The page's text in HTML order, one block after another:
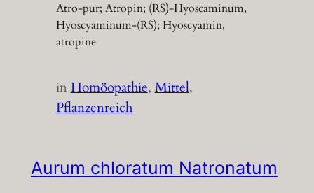
Atro-pur; Atropin; (RS)-Hyoscaminum,
Hyoscyaminum-(RS); Hyoscyamin,
atropine
inHomöopathie, Mittel
Pflanzenreich
Aurum chloratum Natronatum